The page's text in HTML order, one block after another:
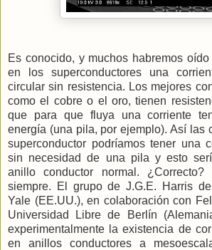
Es conocido, y muchos habremos
en los superconductores una
circular sin resistencia. Los mejores
como el cobre o el oro, tienen
que para que fluya una corriente
energía (una pila, por ejemplo). Así las
superconductor podríamos tener una
sin necesidad de una pila y esto
anillo conductor normal.
siempre. El grupo de J.G.E. Harris de
Yale (EE.UU.), en colaboración con
Universidad
Libre de Berlín
experimentalmente la existencia de
en anillos conductores a